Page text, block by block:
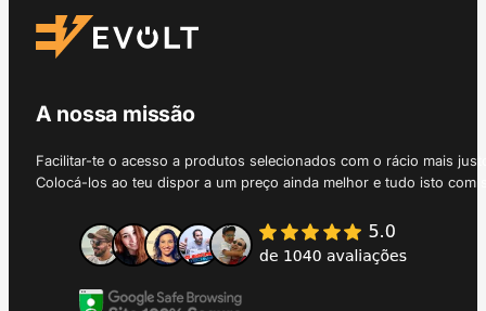
A nossa missão
Facilitar-te o acesso a produtos selecionados com o rácio mais
Colocá-los ao teu dispor a um preço ainda melhor e tudo isto